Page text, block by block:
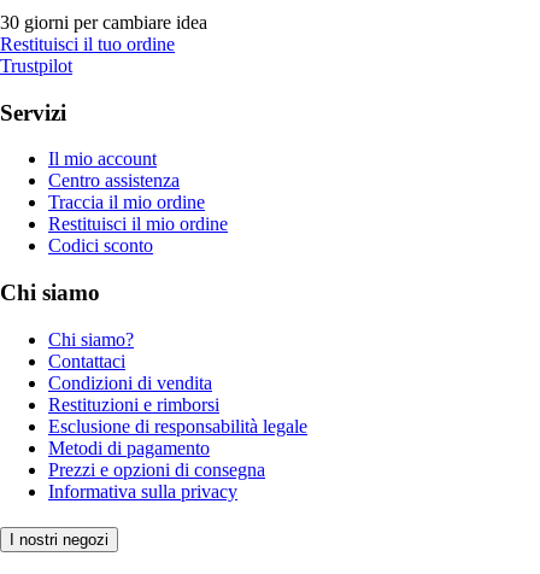
30 giorni per cambiare idea
Restituisci il tuo ordine
Trustpilot
Servizi
Il mio account
Centro assistenza
Traccia il mio ordine
Restituisci il mio ordine
Codici sconto
Chi siamo
Chi siamo?
Contattaci
Condizioni di vendita
Restituzioni e rimborsi
Esclusione di responsabilità legale
Metodi di pagamento
Prezzi e opzioni di consegna
Informativa sulla privacy
I nostri negozi